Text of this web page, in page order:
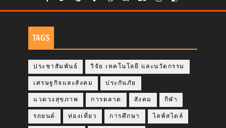
TAGS
ประชาสัมพันธ์ วิจัย เทคโนโลยี และนวัตกรรม
เศรษฐกิจและสังคม ประกันภัย
แวดวงสุขภาพ การตลาด สังคม กีฬา
รถยนต์ ท่องเที่ยว การศึกษา ไลฟ์สไตล์